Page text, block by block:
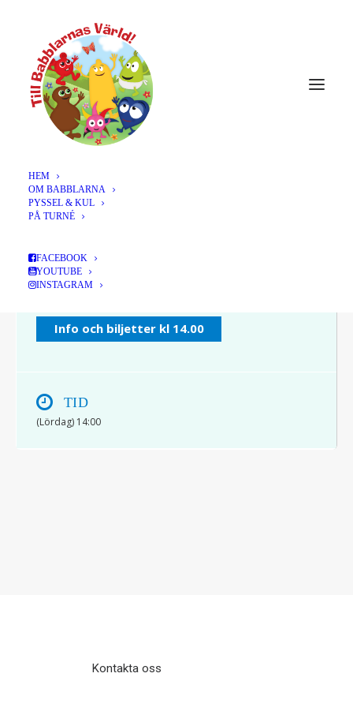
HEM
OM BABBLARNA
PYSSEL & KUL
PÅ TURNÉ
FACEBOOK
YOUTUBE
INSTAGRAM
DECEMBER 2026
12
DEC
UMEÅ, IDUN UMEÅ
FOLKETS HUS, KL 11.00 +
14.00
Typ av föreställning:
BILJETTER
Info och biljetter kl 11.00 (Nysläppt!)
Info och biljetter kl 14.00
TID
(Lördag) 14:00
Kontakta oss